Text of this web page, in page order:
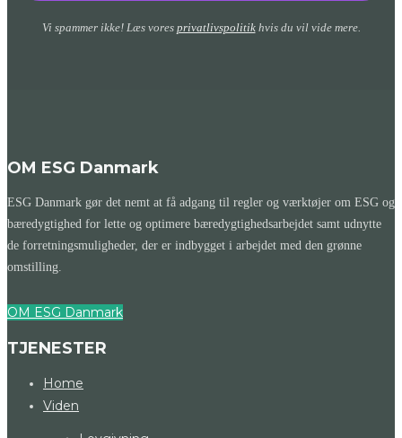
Vi spammer ikke! Læs vores privatlivspolitikhvis du vil vide mere.
OM ESG Danmark
ESG Danmark gør det nemt at få adgang til regler og værktøjer om ESG og
bæredygtighed for lette og optimere bæredygtighedsarbejdet samt udnytte
de forretningsmuligheder, der er indbygget i arbejdet med den grønne
omstilling.
OM ESG Danmark
TJENESTER
Home
Viden